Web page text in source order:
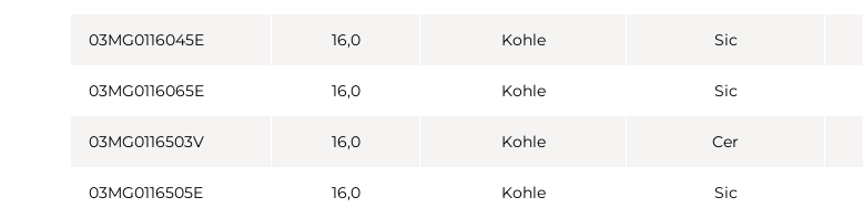
03MG0116045E 16,0 Kohle Sic
03MG0116065E 16,0 Kohle Sic
03MG0116503V 16,0 Kohle Cer
03MG0116505E 16,0 Kohle Sic